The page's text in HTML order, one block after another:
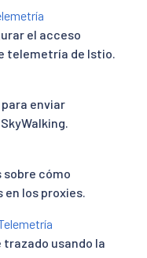
el acceso
telemetría de Istio.
enviar
cómo
los proxies.
trazado usando la